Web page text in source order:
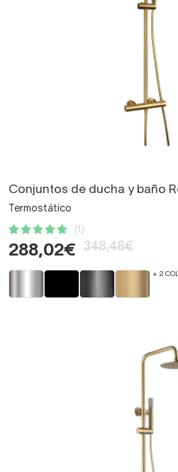
Conjuntos de ducha y baño
Termostático
(1)
288,02€ 348,48€
+ 2